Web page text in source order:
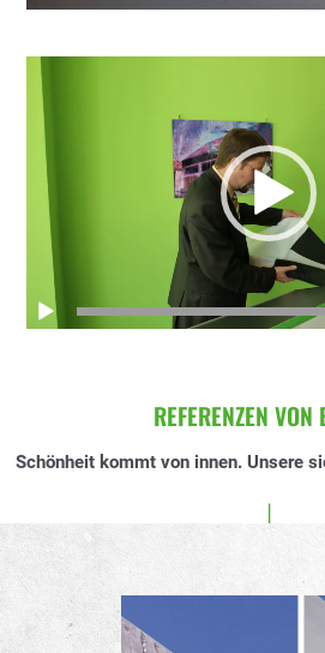
REFERENZEN VON
Schönheit kommt von innen. Unsere